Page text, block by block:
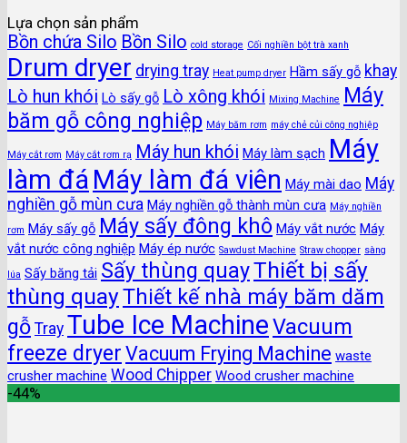
Lựa chọn sản phẩm
Bồn chứa Silo Bồn Silo cold storage Cối nghiền bột trà xanh
Drum dryer drying tray Heat pump dryer Hầm sấy gỗ khay
Lò hun khói Lò sấy gỗ Lò xông khói Mixing Machine Máy
băm gỗ công nghiệp Máy băm rơm máy chẻ củi công nghiệp
Máy cắt rơm Máy cắt rơm rạ Máy hun khói Máy làm sạch Máy
làm đá Máy làm đá viên Máy mài dao Máy
nghiền gỗ mùn cưa Máy nghiền gỗ thành mùn cưa Máy nghiền
rơm Máy sấy gỗ Máy sấy đông khô Máy vắt nước Máy
vắt nước công nghiệp Máy ép nước Sawdust Machine Straw chopper sàng
lúa Sấy băng tải Sấy thùng quayThiết bị sấy
thùng quayThiết kế nhà máy băm dăm
gỗ Tray Tube Ice MachineVacuum
freeze dryer Vacuum Frying Machine waste
crusher machine Wood Chipper Wood crusher machine
-44%